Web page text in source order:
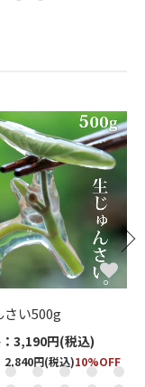
じゅんさい500ｇ
6,980円(税込)
6,340円(税込)9%OFF